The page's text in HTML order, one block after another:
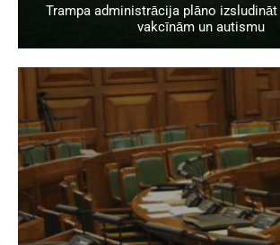
Trampa administrācija plāno
vakcīnām un autismu